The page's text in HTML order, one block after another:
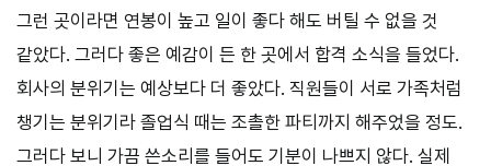
그런 곳이라면 연봉이 높고 일이 좋다 해도 버틸 수 없을 것
같았다. 그러다 좋은 예감이 든 한 곳에서 합격 소식을 들었다.
회사의 분위기는 예상보다 더 좋았다. 직원들이 서로 가족처럼
챙기는 분위기라 졸업식 때는 조촐한 파티까지 해주었을 정도.
그러다 보니 가끔 쓴소리를 들어도 기분이 나쁘지 않다. 실제